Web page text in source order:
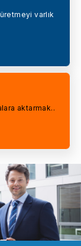
varlık
aktarmak..